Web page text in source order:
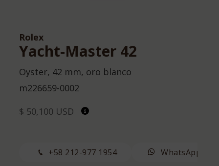
Rolex
Yacht-Master 42
Oyster, 42 mm, oro blanco
m226659-0002
$ 50,100 USD
+58 212-977 1954 WhatsApp